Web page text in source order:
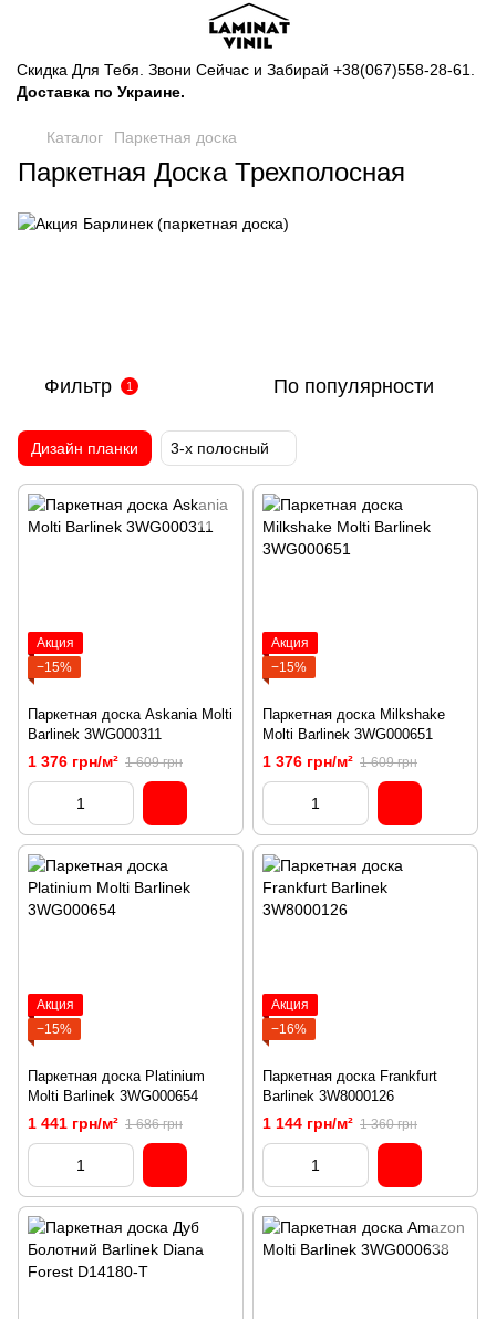
Скидка Для Тебя. Звони Сейчас и Забирай +38(067)558-28-61
Доставка по Украине.
Каталог Паркетная доска
Паркетная Доска Трехполосная
Фильтр 1 По популярности
Дизайн планки 3-х полосный
Акция
−15%
Паркетная доска Askania Molti
Barlinek 3WG000311
1 376 грн/м² 1 609 грн
Акция
−15%
Паркетная доска Milkshake
Molti Barlinek 3WG000651
1 376 грн/м² 1 609 грн
Акция
−15%
Паркетная доска Platinium
Molti Barlinek 3WG000654
1 441 грн/м² 1 686 грн
Акция
−16%
Паркетная доска Frankfurt
Barlinek 3W8000126
1 144 грн/м² 1 360 грн